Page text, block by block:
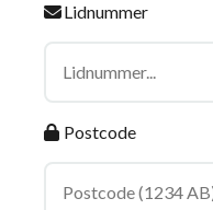
Lidnummer
Postcode